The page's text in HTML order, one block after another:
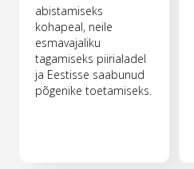
abistamiseks
kohapeal, neile
esmavajaliku
tagamiseks piirialadel
ja Eestisse saabunud
põgenike toetamiseks.